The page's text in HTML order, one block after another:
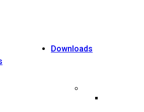
Downloads